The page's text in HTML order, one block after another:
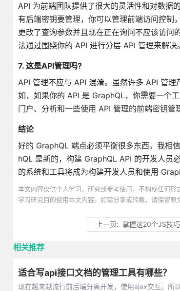
API 为前端团队提供了很大的灵活性和对数据
有后端密钥要管理，你可以管理前端访问控制
更改了查询参数并且现在正在询问不应该访问
法通过围绕你的 API 进行分层 API 管理来解决。
7. 这是API管理吗?
API 管理不应与 API 混淆。虽然许多 API 管
如，如果你的 API 是 GraphQL，你需要一个
门户、分析和一些使用 API 管理的前端密钥管
结论
好的 GraphQL 端点必须平衡很多东西。我相
hQL 是新的，构建 GraphQL API 的开发人员
的系统和工具将成为构建开发人员和使用
本文内容仅供个人学习、研究或参考使用，不构成任何
学习研究目的使用本文内容。如需分享或转载，请保留
上一页: 掌握这20个JS技
相关推荐
适合写api接口文档的管理工具有哪些？
现在越来越流行前后端分离开发，使用ajax交互。所